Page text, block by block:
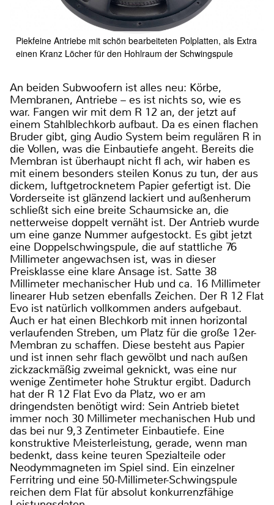
Piekfeine Antriebe mit schön bearbeiteten Polplatten, als Extra
einen Kranz Löcher für den Hohlraum der Schwingspule
An beiden Subwoofern ist alles neu: Körbe,
Membranen, Antriebe – es ist nichts so, wie es
war. Fangen wir mit dem R 12 an, der jetzt auf
einem Stahlblechkorb aufbaut. Da es einen flachen
Bruder gibt, ging Audio System beim regulären R in
die Vollen, was die Einbautiefe angeht. Bereits die
Membran ist überhaupt nicht fl ach, wir haben es
mit einem besonders steilen Konus zu tun, der aus
dickem, luftgetrocknetem Papier gefertigt ist. Die
Vorderseite ist glänzend lackiert und außenherum
schließt sich eine breite Schaumsicke an, die
netterweise doppelt vernäht ist. Der Antrieb wurde
um eine ganze Nummer aufgestockt. Es gibt jetzt
eine Doppelschwingspule, die auf stattliche 76
Millimeter angewachsen ist, was in dieser
Preisklasse eine klare Ansage ist. Satte 38
Millimeter mechanischer Hub und ca. 16 Millimeter
linearer Hub setzen ebenfalls Zeichen. Der R 12 Flat
Evo ist natürlich vollkommen anders aufgebaut.
Auch er hat einen Blechkorb mit innen horizontal
verlaufenden Streben, um Platz für die große 12er-
Membran zu schaffen. Diese besteht aus Papier
und ist innen sehr flach gewölbt und nach außen
zickzackmäßig zweimal geknickt, was eine nur
wenige Zentimeter hohe Struktur ergibt. Dadurch
hat der R 12 Flat Evo da Platz, wo er am
dringendsten benötigt wird: Sein Antrieb bietet
immer noch 30 Millimeter mechanischen Hub und
das bei nur 9,3 Zentimeter Einbautiefe. Eine
konstruktive Meisterleistung, gerade, wenn man
bedenkt, dass keine teuren Spezialteile oder
Neodymmagneten im Spiel sind. Ein einzelner
Ferritring und eine 50-Millimeter-Schwingspule
reichen dem Flat für absolut konkurrenzfähige